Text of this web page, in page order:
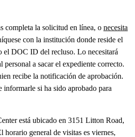
completa la solicitud en línea, o necesita
con la institución donde reside el
el DOC ID del recluso. Lo necesitará
a sacar el expediente correcto.
recibe la notificación de aprobación.
informarle si ha sido aprobado para
está ubicado en 3151 Litton Road,
general de visitas es viernes,